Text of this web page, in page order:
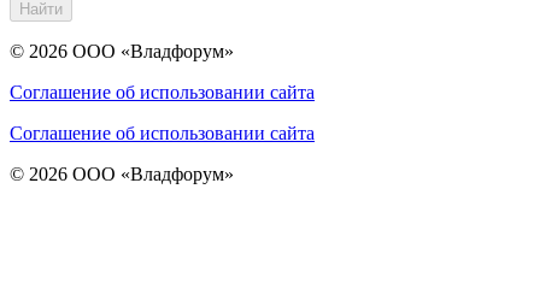
Найти
© 2026 ООО «Владфорум»
Соглашение об использовании сайта
Соглашение об использовании сайта
© 2026 ООО «Владфорум»